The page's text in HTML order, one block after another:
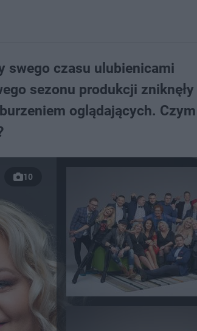
swego czasu ulubienicami
sezonu produkcji zniknęły
oglądających. Czym
10